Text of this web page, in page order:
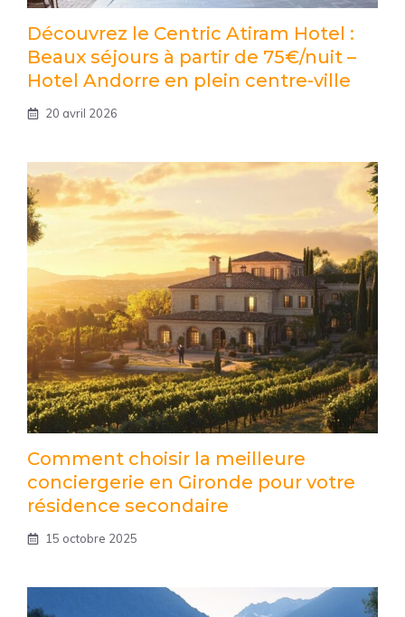
Découvrez le Centric Atiram Hotel :
Beaux séjours à partir de 75€/nuit –
Hotel Andorre en plein centre-ville
20 avril 2026
Comment choisir la meilleure
conciergerie en Gironde pour votre
résidence secondaire
15 octobre 2025